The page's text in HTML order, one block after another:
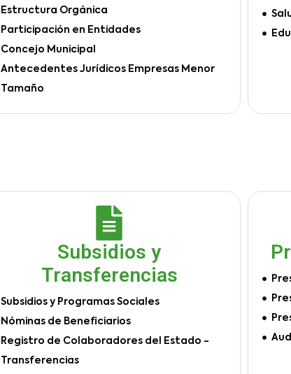
Estructura Orgánica
Participación en Entidades
Concejo Municipal
Antecedentes Jurídicos Empresas Menor
Tamaño
Subsidios y
Transferencias
Subsidios y Programas Sociales
Nóminas de Beneficiarios
Registro de Colaboradores del Estado -
Transferencias